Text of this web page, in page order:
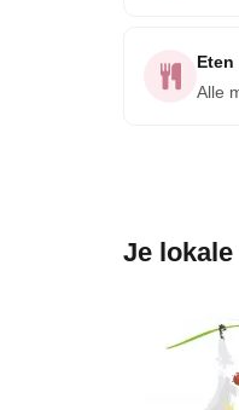
Eten
Alle
Je